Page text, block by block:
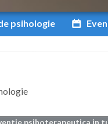
psihologie
psihoterapeutica in